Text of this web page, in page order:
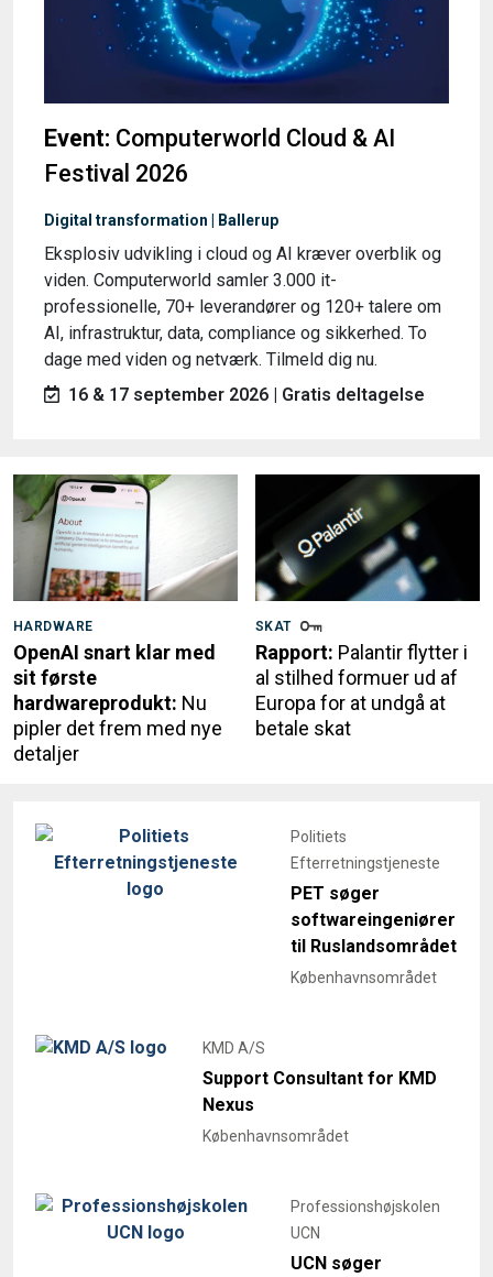
Event: Computerworld Cloud & AI
Festival 2026
Digital transformation | Ballerup
Eksplosiv udvikling i cloud og AI kræver overblik og
viden. Computerworld samler 3.000 it-
professionelle, 70+ leverandører og 120+ talere om
AI, infrastruktur, data, compliance og sikkerhed. To
dage med viden og netværk. Tilmeld dig nu.
16 & 17 september 2026 | Gratis deltagelse
HARDWARE
OpenAI snart klar med
sit første
hardwareprodukt: Nu
pipler det frem med nye
detaljer
SKAT
Rapport: Palantir flytter i
al stilhed formuer ud af
Europa for at undgå at
betale skat
Politiets
Efterretningstjeneste
PET søger
softwareingeniører
til Ruslandsområdet
Københavnsområdet
KMD A/S
Support Consultant for KMD
Nexus
Københavnsområdet
Professionshøjskolen
UCN
UCN søger